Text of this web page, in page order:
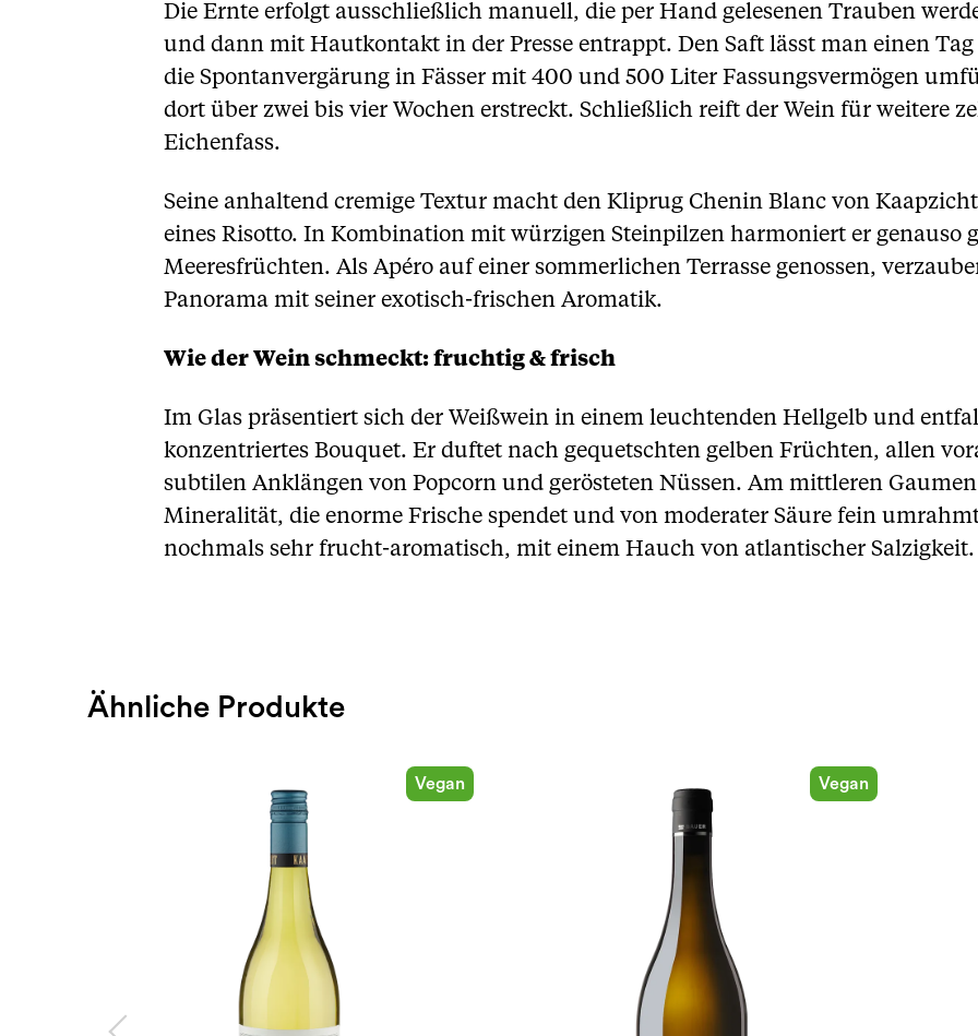
Die Ernte erfolgt ausschließlich manuell, die per Hand gelesenen Trauben
und dann mit Hautkontakt in der Presse entrappt. Den Saft lässt man einen
die Spontanvergärung in Fässer mit 400 und 500 Liter Fassungsvermögen
dort über zwei bis vier Wochen erstreckt. Schließlich reift der Wein für weitere
Eichenfass.
Seine anhaltend cremige Textur macht den Kliprug Chenin Blanc von
eines Risotto. In Kombination mit würzigen Steinpilzen harmoniert er genauso
Meeresfrüchten. Als Apéro auf einer sommerlichen Terrasse genossen,
Panorama mit seiner exotisch-frischen Aromatik.
Wie der Wein schmeckt: fruchtig & frisch
Im Glas präsentiert sich der Weißwein in einem leuchtenden Hellgelb und
konzentriertes Bouquet. Er duftet nach gequetschten gelben Früchten, allen
subtilen Anklängen von Popcorn und gerösteten Nüssen. Am mittleren
Mineralität, die enorme Frische spendet und von moderater Säure fein
nochmals sehr frucht-aromatisch, mit einem Hauch von atlantischer Salzigkeit.
Ähnliche Produkte
Vegan Vegan